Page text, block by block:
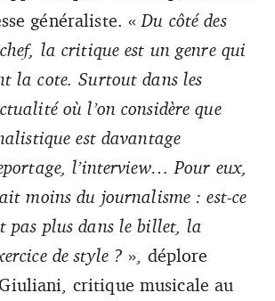
généraliste. « Du côté des
la critique est un genre qui
la cote. Surtout dans les
où l’on considère que
est davantage
l’interview… Pour eux,
moins du journalisme : est-ce
pas plus dans le billet, la
de style ? », déplore
critique musicale au